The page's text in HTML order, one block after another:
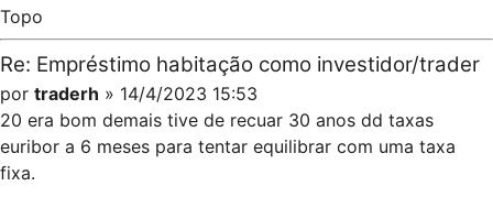
Topo
Re: Empréstimo habitação como investidor/trader
por traderh » 14/4/2023 15:53
20 era bom demais tive de recuar 30 anos dd taxas
euribor a 6 meses para tentar equilibrar com uma taxa
fixa.